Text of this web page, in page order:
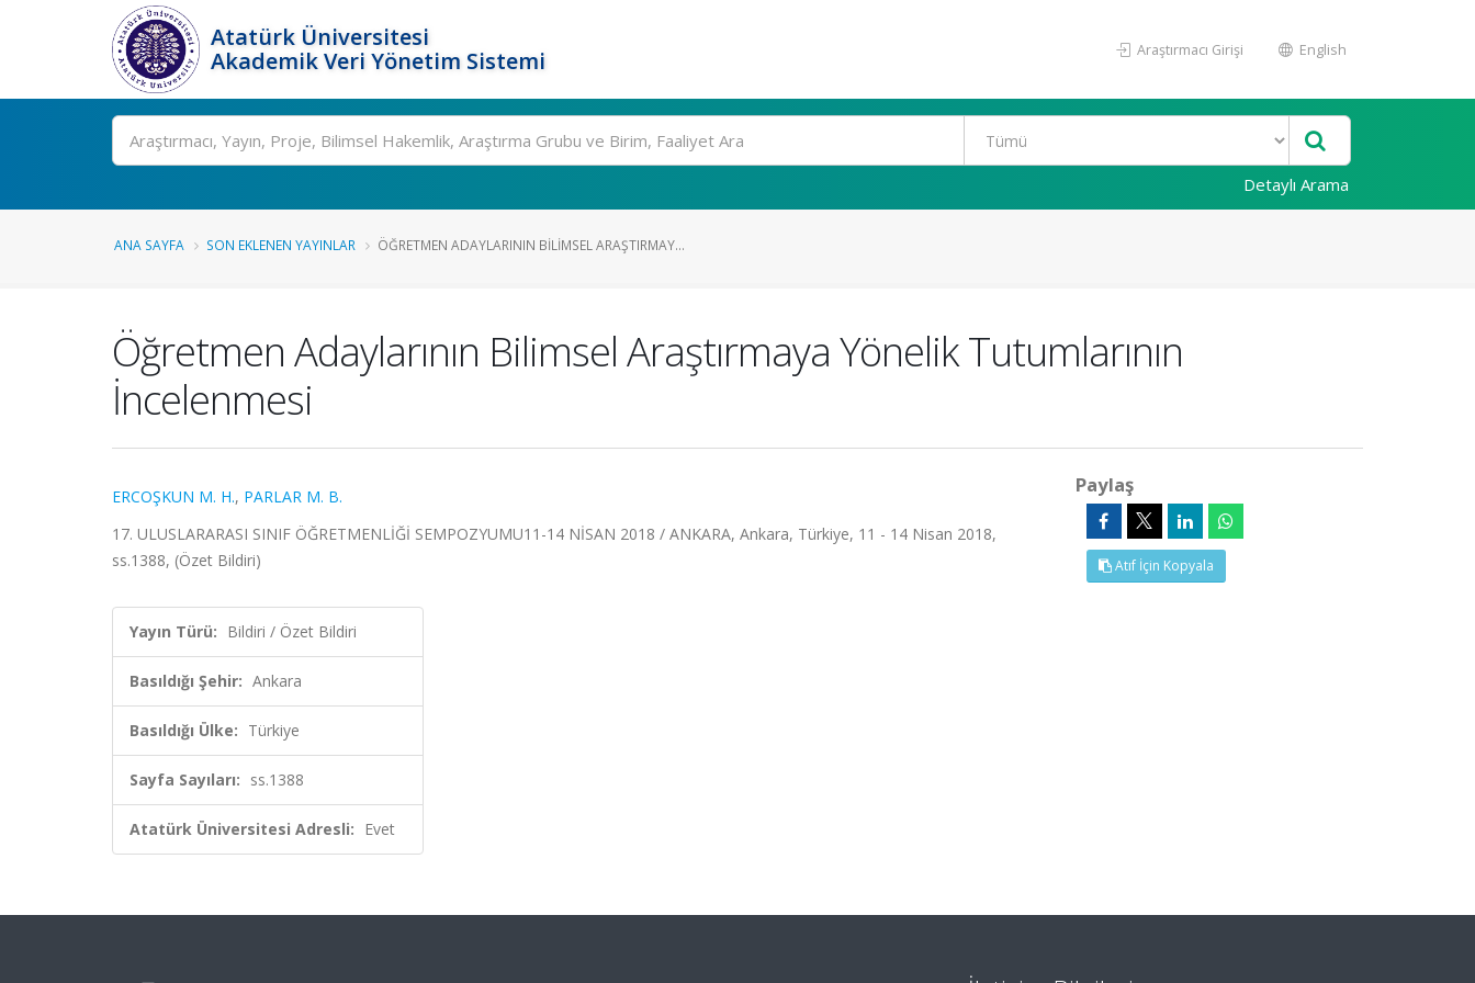
Atatürk Üniversitesi
Akademik Veri Yönetim Sistemi
Araştırmacı Girişi English
Ara
Detaylı Arama
ANA SAYFA SON EKLENEN YAYINLAR ÖĞRETMEN ADAYLARININ BILIMSEL ARAŞTIRMAY...
Öğretmen Adaylarının Bilimsel Araştırmaya Yönelik Tutumlarının
İncelenmesi
ERCOŞKUN M. H., PARLAR M. B.
17. ULUSLARARASI SINIF ÖĞRETMENLİĞİ SEMPOZYUMU11-14 NİSAN 2018 / ANKARA, Ankara, Türkiye, 11 - 14 Nisan 2018,
ss.1388, (Özet Bildiri)
Yayın Türü: Bildiri / Özet Bildiri
Basıldığı Şehir: Ankara
Basıldığı Ülke: Türkiye
Sayfa Sayıları: ss.1388
Atatürk Üniversitesi Adresli: Evet
Paylaş
Atıf İçin Kopyala